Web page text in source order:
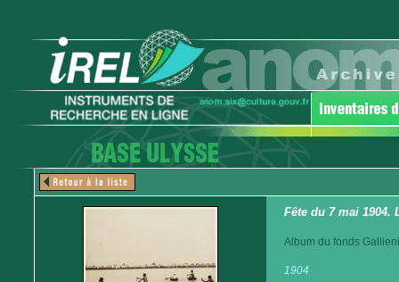
Fête du 7 mai 1904.
Album du fonds
1904